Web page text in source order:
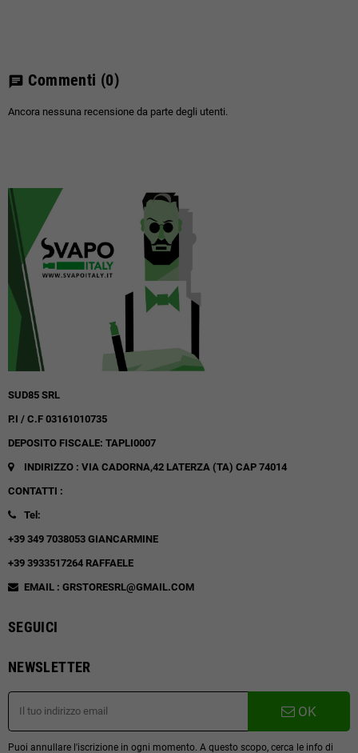
chat Commenti (0)
Ancora nessuna recensione da parte degli utenti.
SUD85 SRL
P.I / C.F 03161010735
DEPOSITO FISCALE: TAPLI0007
INDIRIZZO : VIA CADORNA,42 LATERZA (TA) CAP 74014
CONTATTI :
Tel:
+39 349 7038053 GIANCARMINE
+39 3933517264 RAFFAELE
EMAIL : GRSTORESRL@GMAIL.COM
SEGUICI
NEWSLETTER
OK
Puoi annullare l'iscrizione in ogni momento. A questo scopo, cerca le info di